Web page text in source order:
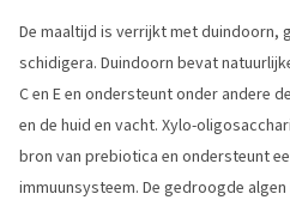
De maaltijd is verrijkt met duindoorn,
schidigera. Duindoorn bevat
C en E en ondersteunt onder andere
en de huid en vacht. Xylo-
bron van prebiotica en ondersteunt
immuunsysteem. De gedroogde